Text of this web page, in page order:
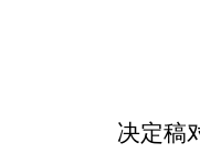
决定稿